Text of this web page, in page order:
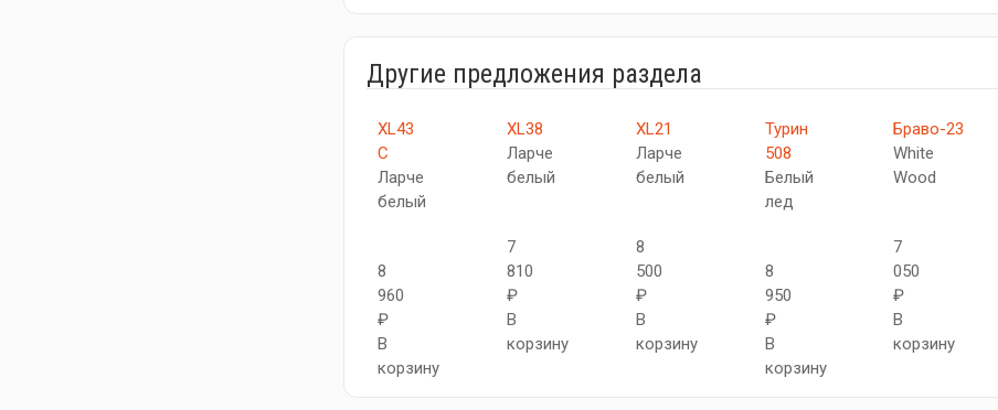
Другие предложения раздела
XL43
C
Ларче
белый
8
960
₽
В
корзину
XL38
Ларче
белый
7
810
₽
В
корзину
XL21
Ларче
белый
8
500
₽
В
корзину
Турин
508
Белый
лед
8
950
₽
В
корзину
Браво-23
White
Wood
7
050
₽
В
корзину